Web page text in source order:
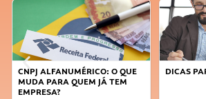
CNPJ ALFANUMÉRICO: O QUE
MUDA PARA QUEM JÁ TEM
EMPRESA?
DICAS